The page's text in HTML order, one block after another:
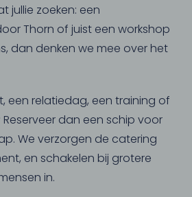
jullie zoeken: een
Thorn of juist een workshop
dan denken we mee over het
een relatiedag, een training of
dan een schip voor
We verzorgen de catering
en schakelen bij grotere
in.